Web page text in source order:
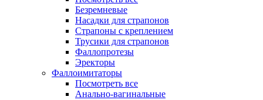
Безремневые
Насадки для страпонов
Страпоны с креплением
Трусики для страпонов
Фаллопротезы
Эректоры
Фаллоимитаторы
Посмотреть все
Анально-вагинальные